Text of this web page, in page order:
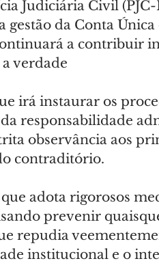
Judiciária Civil
da Conta
a contribuir
verdade
irá instaurar os
responsabilidade
observância aos
contraditório.
adota rigorosos
prevenir
repudia
institucional e o